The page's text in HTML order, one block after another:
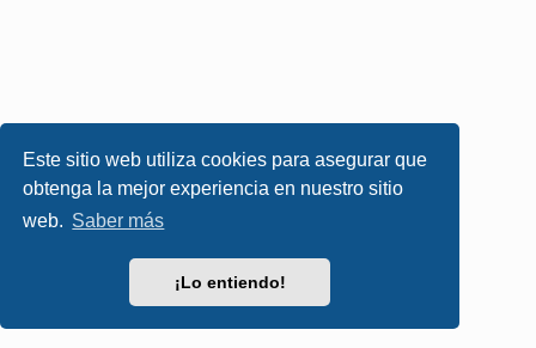
Este sitio web utiliza cookies para asegurar que
obtenga la mejor experiencia en nuestro sitio
web. Saber más
¡Lo entiendo!